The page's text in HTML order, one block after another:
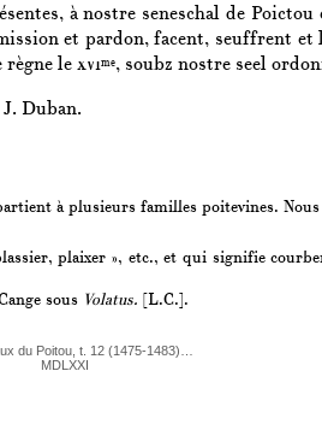
à nostre seneschal de
et pardon, facent, seuffrent
le xvime, soubz nostre seel
Duban.
à plusieurs familles poitevines.
plaixer », etc., et qui signifie
sous Volatus. [L.C.].
du Poitou, t. 12 (1475-1483)…
MDLXXI